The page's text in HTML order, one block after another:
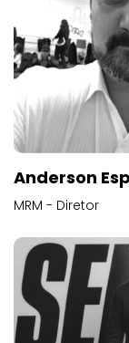
Anderson
MRM - Diretor